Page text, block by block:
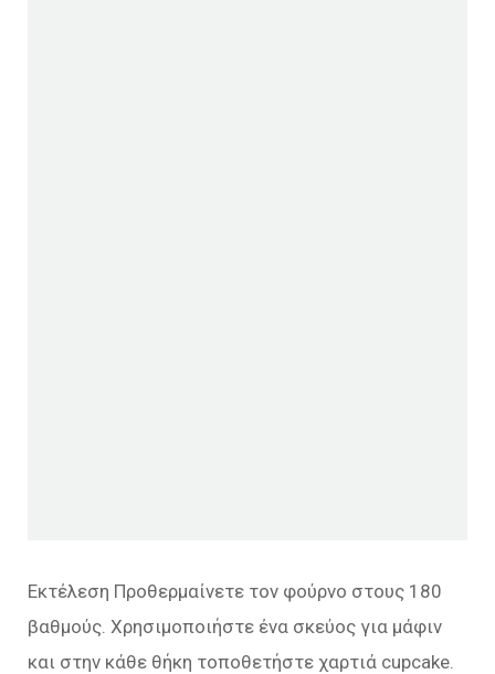
Εκτέλεση Προθερμαίνετε τον φούρνο στους 180
βαθμούς. Χρησιμοποιήστε ένα σκεύος για μάφιν
και στην κάθε θήκη τοποθετήστε χαρτιά cupcake.